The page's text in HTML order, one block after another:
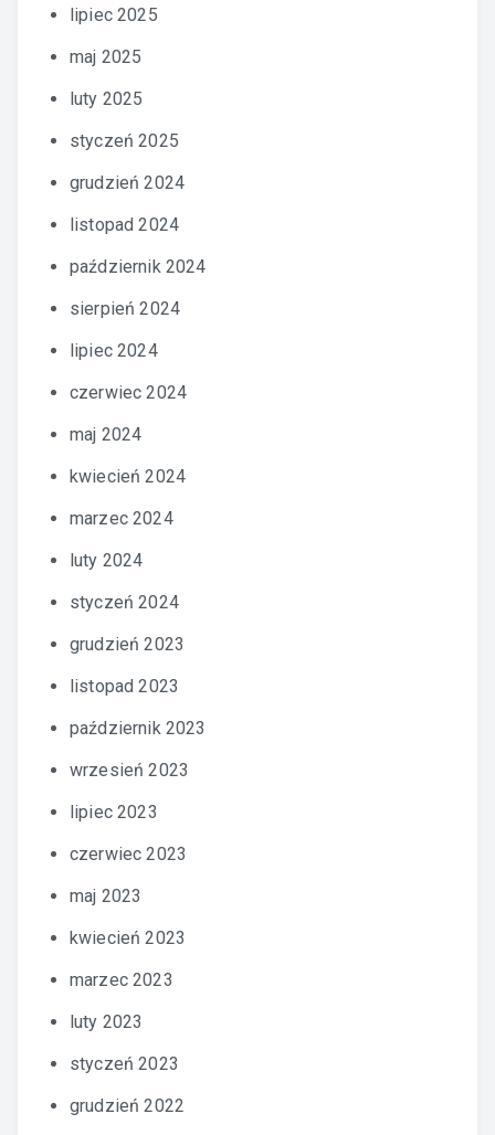
lipiec 2025
maj 2025
luty 2025
styczeń 2025
grudzień 2024
listopad 2024
październik 2024
sierpień 2024
lipiec 2024
czerwiec 2024
maj 2024
kwiecień 2024
marzec 2024
luty 2024
styczeń 2024
grudzień 2023
listopad 2023
październik 2023
wrzesień 2023
lipiec 2023
czerwiec 2023
maj 2023
kwiecień 2023
marzec 2023
luty 2023
styczeń 2023
grudzień 2022